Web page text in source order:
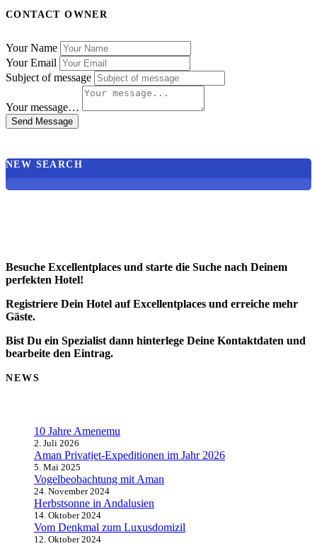
CONTACT OWNER
Your Name
Your Email
Subject of message
Your message…
Send Message
NEW SEARCH
Besuche Excellentplaces und starte die Suche nach Deinem
perfekten Hotel!
Registriere Dein Hotel auf Excellentplaces und erreiche mehr
Gäste.
Bist Du ein Spezialist dann hinterlege Deine Kontaktdaten und
bearbeite den Eintrag.
NEWS
10 Jahre Amenemu
2. Juli 2026
Aman Privatjet-Expeditionen im Jahr 2026
5. Mai 2025
Vogelbeobachtung mit Aman
24. November 2024
Herbstsonne in Andalusien
14. Oktober 2024
Vom Denkmal zum Luxusdomizil
12. Oktober 2024